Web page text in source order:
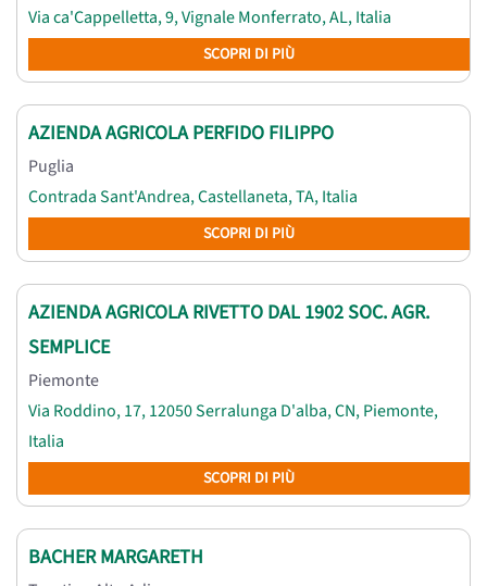
Via ca'Cappelletta, 9, Vignale Monferrato, AL, Italia
SCOPRI DI PIÙ
AZIENDA AGRICOLA PERFIDO FILIPPO
Puglia
Contrada Sant'Andrea, Castellaneta, TA, Italia
SCOPRI DI PIÙ
AZIENDA AGRICOLA RIVETTO DAL 1902 SOC. AGR.
SEMPLICE
Piemonte
Via Roddino, 17, 12050 Serralunga D'alba, CN, Piemonte,
Italia
SCOPRI DI PIÙ
BACHER MARGARETH